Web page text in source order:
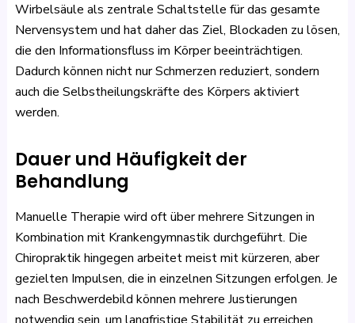
Wirbelsäule als zentrale Schaltstelle für das gesamte
Nervensystem und hat daher das Ziel, Blockaden zu lösen,
die den Informationsfluss im Körper beeinträchtigen.
Dadurch können nicht nur Schmerzen reduziert, sondern
auch die Selbstheilungskräfte des Körpers aktiviert
werden.
Dauer und Häufigkeit der
Behandlung
Manuelle Therapie wird oft über mehrere Sitzungen in
Kombination mit Krankengymnastik durchgeführt. Die
Chiropraktik hingegen arbeitet meist mit kürzeren, aber
gezielten Impulsen, die in einzelnen Sitzungen erfolgen. Je
nach Beschwerdebild können mehrere Justierungen